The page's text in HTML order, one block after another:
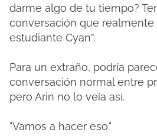
darme algo de tu tiempo?
conversación que
estudiante Cyan”.
Para un extraño, podría
conversación normal entre
pero Arin no lo veía así.
"Vamos a hacer eso."